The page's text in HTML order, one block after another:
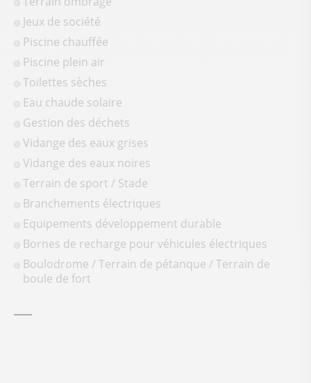
Jeux de société
Piscine chauffée
Piscine plein air
Toilettes sèches
Eau chaude solaire
Gestion des déchets
Vidange des eaux grises
Vidange des eaux noires
Terrain de sport / Stade
Branchements électriques
Equipements développement durable
Bornes de recharge pour véhicules électriques
Boulodrome / Terrain de pétanque / Terrain de
boule de fort